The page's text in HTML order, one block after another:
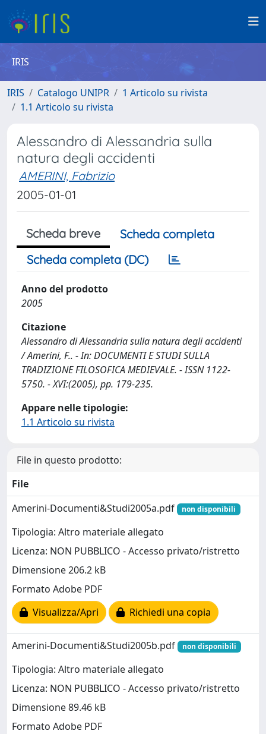
IRIS
IRIS Catalogo UNIPR
1 Articolo su rivista
1.1 Articolo su rivista
Alessandro di Alessandria sulla
natura degli accidenti
AMERINI, Fabrizio
2005-01-01
Scheda breve
Scheda completa
Scheda completa (DC)
Anno del prodotto
2005
Citazione
Alessandro di Alessandria sulla natura degli accidenti
/ Amerini, F.. - In: DOCUMENTI E STUDI SULLA
TRADIZIONE FILOSOFICA MEDIEVALE. - ISSN 1122-
5750. - XVI:(2005), pp. 179-235.
Appare nelle tipologie:
1.1 Articolo su rivista
File in questo prodotto:
File
Amerini-Documenti&Studi2005a.pdf
non disponibili
Tipologia: Altro materiale allegato
Licenza: NON PUBBLICO - Accesso privato/ristretto
Dimensione 206.2 kB
Formato Adobe PDF
Visualizza/Apri
Richiedi una copia
Amerini-Documenti&Studi2005b.pdf non disponibili
Tipologia: Altro materiale allegato
Licenza: NON PUBBLICO - Accesso privato/ristretto
Dimensione 89.46 kB
Formato Adobe PDF